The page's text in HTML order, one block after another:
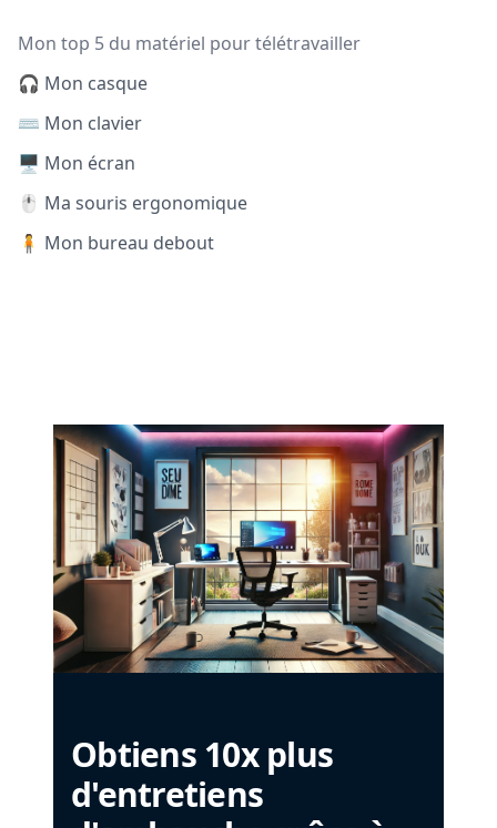
Mon top 5 du matériel pour télétravailler
🎧 Mon casque
⌨️ Mon clavier
🖥️ Mon écran
🖱️ Ma souris ergonomique
🧍 Mon bureau debout
Obtiens 10x plus
d'entretiens